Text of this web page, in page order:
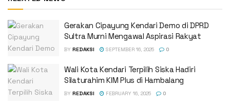
Gerakan Cipayung Kendari Demo di DPRD
Sultra Murni Mengawal Aspirasi Rakyat
BY REDAKSI SEPTEMBER 16, 2025 0
Wali Kota Kendari Terpilih Siska Hadiri
Silaturahim KIM Plus di Hambalang
BY REDAKSI FEBRUARY 16, 2025 0